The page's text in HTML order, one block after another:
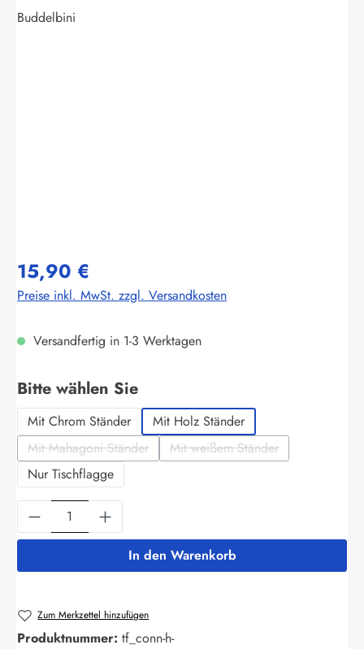
Buddelbini
15,90 €
Preise inkl. MwSt. zzgl. Versandkosten
Versandfertig in 1-3 Werktagen
Bitte wählen Sieauswählen
Mit Chrom Ständer
Mit Holz Ständer
Mit Mahagoni Ständer
(Diese Option ist zurzeit nicht verfügbar.)
Mit weißem Ständer
(Diese Option ist zurzeit
Nur Tischflagge
Produkt Anzahl: Gib den gewünschten
In den Warenkorb
Zum Merkzettel hinzufügen
Produktnummer: tf_conn-h-